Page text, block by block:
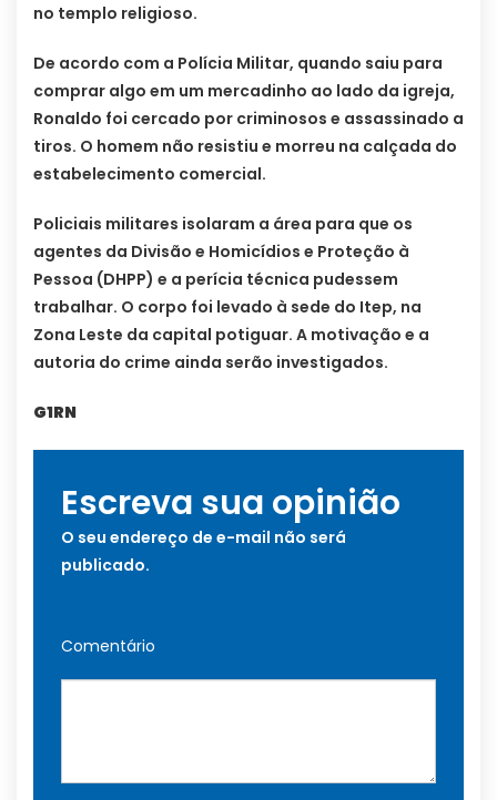
no templo religioso.
De acordo com a Polícia Militar, quando saiu para
comprar algo em um mercadinho ao lado da igreja,
Ronaldo foi cercado por criminosos e assassinado a
tiros. O homem não resistiu e morreu na calçada do
estabelecimento comercial.
Policiais militares isolaram a área para que os
agentes da Divisão e Homicídios e Proteção à
Pessoa (DHPP) e a perícia técnica pudessem
trabalhar. O corpo foi levado à sede do Itep, na
Zona Leste da capital potiguar. A motivação e a
autoria do crime ainda serão investigados.
G1RN
Escreva sua opinião
O seu endereço de e-mail não será
publicado.
Comentário